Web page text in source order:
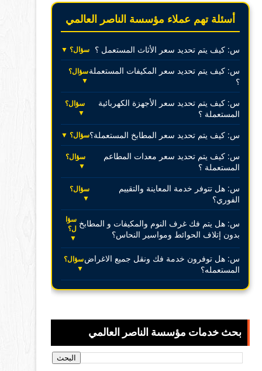
أسئلة تهم عملاء مؤسسة الناصر العالمي
س: كيف يتم تحديد سعر الأثاث المستعمل ؟ سؤال؟ ▼
س: كيف يتم تحديد سعر المكيفات المستعملة
؟
سؤال؟
▼
س: كيف يتم تحديد سعر الأجهزة الكهربائية
المستعملة ؟
سؤال؟
▼
س: كيف يتم تحديد سعر المطابخ المستعملة؟سؤال؟ ▼
س: كيف يتم تحديد سعر معدات المطاعم
المستعملة ؟
سؤال؟
▼
س: هل تتوفر خدمة المعاينة والتقييم
الفوري؟
سؤال؟
▼
س: هل يتم فك غرف النوم والمكيفات و المطابخ
بدون إتلاف الحوائط ومواسير النحاس؟
سؤا
ل؟
▼
س: هل توفرون خدمة فك ونقل جميع الاغراض
المستعمله؟
سؤال؟
▼
بحث خدمات مؤسسة الناصر العالمي